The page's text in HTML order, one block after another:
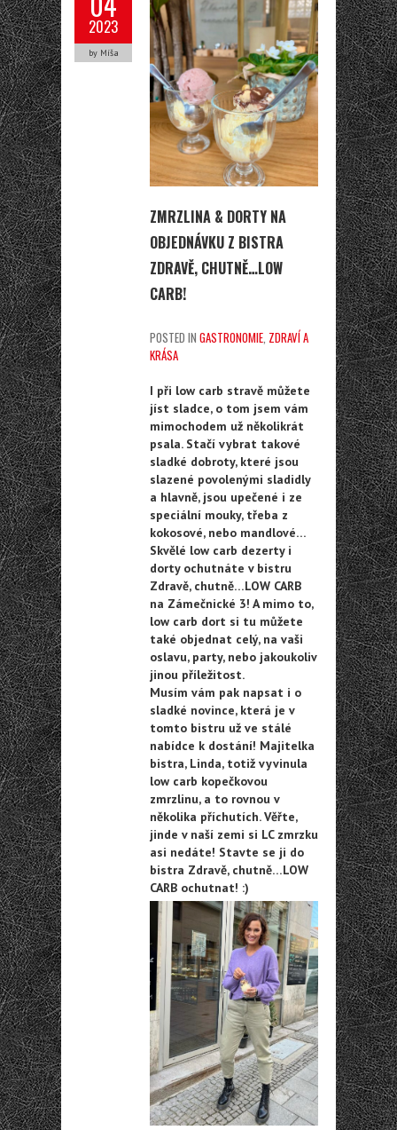
2023
by Míša
ZMRZLINA & DORTY NA
OBJEDNÁVKU Z BISTRA
ZDRAVĚ, CHUTNĚ…LOW
CARB!
POSTED IN GASTRONOMIE ZDRAVÍ A
KRÁSA
I při low carb stravě můžete
jíst sladce, o tom jsem vám
mimochodem už několikrát
psala. Stačí vybrat takové
sladké dobroty, které jsou
slazené povolenými sladidly
a hlavně, jsou upečené i ze
speciální mouky, třeba z
kokosové, nebo mandlové…
Skvělé low carb dezerty i
dorty ochutnáte v bistru
Zdravě, chutně…LOW CARB
na Zámečnické 3! A mimo to,
low carb dort si tu můžete
také objednat celý, na vaši
oslavu, party, nebo jakoukoliv
jinou příležitost.
Musím vám pak napsat i o
sladké novince, která je v
tomto bistru už ve stálé
nabídce k dostání! Majitelka
bistra, Linda, totiž vyvinula
low carb kopečkovou
zmrzlinu, a to rovnou v
několika příchutích. Věřte,
jinde v naší zemi si LC zmrzku
asi nedáte! Stavte se ji do
bistra Zdravě, chutně…LOW
CARB ochutnat! :)